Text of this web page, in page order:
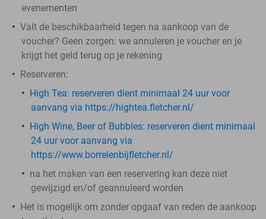
evenementen
Valt de beschikbaarheid tegen na aankoop van de
voucher? Geen zorgen: we annuleren je voucher en je
krijgt het geld terug op je rekening
Reserveren:
High Tea: ​ reserveren dient minimaal 24 uur voor
aanvang via https://hightea.fletcher.nl/
High Wine, Beer of Bubbles: reserveren dient minimaal
24 uur voor aanvang via
https://www.borrelenbijfletcher.nl/
na het maken van een reservering kan deze niet
gewijzigd en/of geannuleerd worden
Het is mogelijk om zonder opgaaf van reden de aankoop